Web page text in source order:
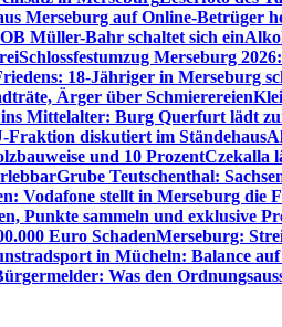
Merseburg auf Online-Betrüger
Müller-Bahr schaltet sich ein
Schlossfestumzug Merseburg
18-Jähriger in Merseburg
Ärger über Schmierereien
Mittelalter: Burg Querfurt lädt
Fraktion diskutiert im Ständehaus
und 10 ProzentCzekalla
Grube Teutschenthal:
Vodafone stellt in Merseburg die
Punkte sammeln und exklusive
Euro SchadenMerseburg:
in Mücheln: Balance
Was den